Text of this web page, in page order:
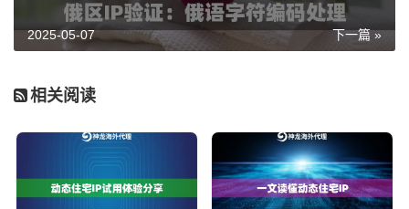
结算页面直接显示NT$金额（含5%台湾营业税）
支持超商代码缴款/银行转账/电子三种方式
为小时，建议收到代码后立即完成以避免订单失效。企
代理IP类型与适用场景对照表
下一篇 »
2025-05-07
相关阅读